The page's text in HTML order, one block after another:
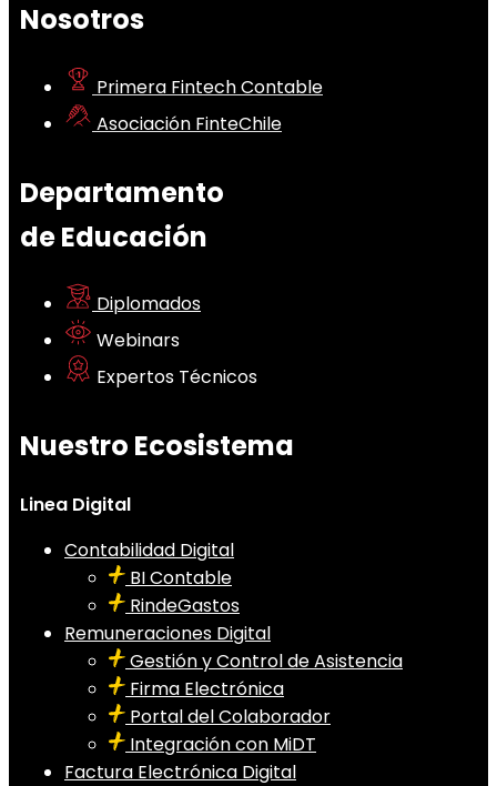
Nosotros
Primera Fintech Contable
Asociación FinteChile
Departamento
de Educación
Diplomados
Webinars
Expertos Técnicos
Nuestro Ecosistema
Linea Digital
Contabilidad Digital
BI Contable
RindeGastos
Remuneraciones Digital
Gestión y Control de Asistencia
Firma Electrónica
Portal del Colaborador
Integración con MiDT
Factura Electrónica Digital